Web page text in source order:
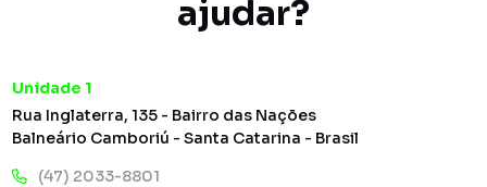
ajudar?
Unidade 1
Rua Inglaterra, 135 - Bairro das Nações
Balneário Camboriú - Santa Catarina - Brasil
(47) 2033-8801